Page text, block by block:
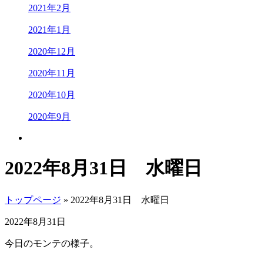
2021年2月
2021年1月
2020年12月
2020年11月
2020年10月
2020年9月
2022年8月31日 水曜日
トップページ » 2022年8月31日 水曜日
2022年8月31日
今日のモンテの様子。